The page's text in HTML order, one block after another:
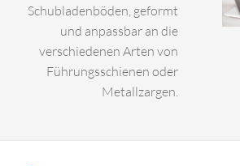
Schubladenböden, geformt
und anpassbar an die
verschiedenen Arten von
Führungsschienen oder
Metallzargen.